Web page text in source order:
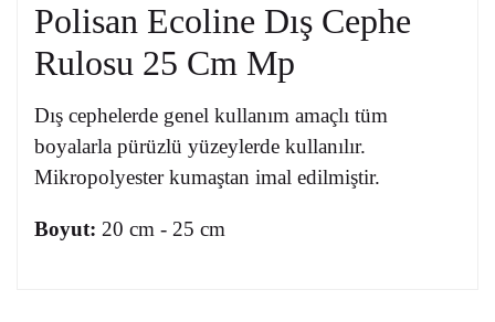
Polisan Ecoline Dış Cephe
Rulosu 25 Cm Mp
Dış cephelerde genel kullanım amaçlı tüm
boyalarla pürüzlü yüzeylerde kullanılır.
Mikropolyester kumaştan imal edilmiştir.
Boyut: 20 cm - 25 cm